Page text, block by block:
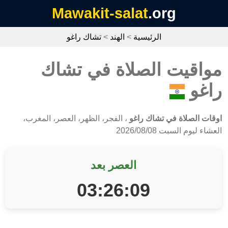
Mawakit-salat.org
الرئيسية > الهند > تشاك راغو
مواقيت الصلاة في تشاك
راغو
اوقات الصلاة في تشاك راغو ، الفجر، الظهر، العصر، المغرب،
العشاء ليوم السبت 2026/08/08
العصر بعد
03:26:09